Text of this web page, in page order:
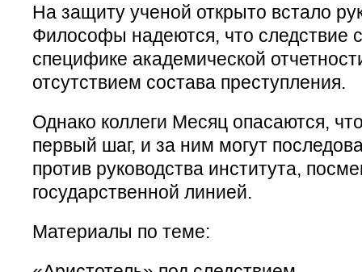
На защиту ученой открыто встало
Философы надеются, что следствие
специфике академической
отсутствием состава преступления.
Однако коллеги Месяц опасаются,
первый шаг, и за ним могут
против руководства института,
государственной линией.
Материалы по теме: